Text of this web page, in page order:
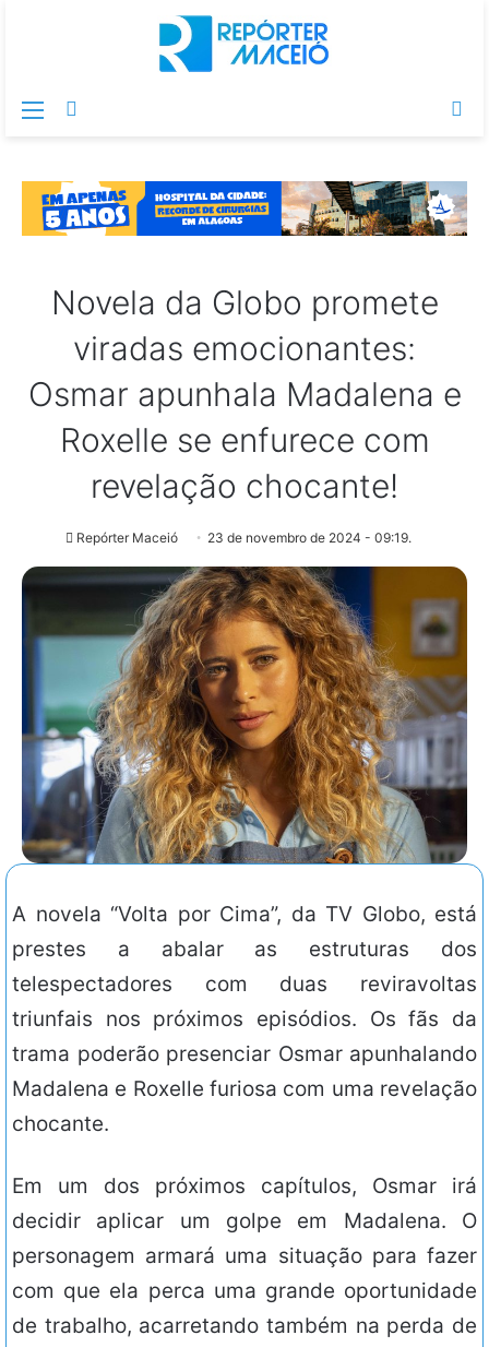
Menu
Novela da Globo promete
viradas emocionantes:
Osmar apunhala Madalena e
Roxelle se enfurece com
revelação chocante!
Repórter Maceió 23 de novembro de 2024 - 09:19.
A novela “Volta por Cima”, da TV Globo, está
prestes a abalar as estruturas dos
telespectadores com duas reviravoltas
triunfais nos próximos episódios. Os fãs da
trama poderão presenciar Osmar apunhalando
Madalena e Roxelle furiosa com uma revelação
chocante.
Em um dos próximos capítulos, Osmar irá
decidir aplicar um golpe em Madalena. O
personagem armará uma situação para fazer
com que ela perca uma grande oportunidade
de trabalho, acarretando também na perda de